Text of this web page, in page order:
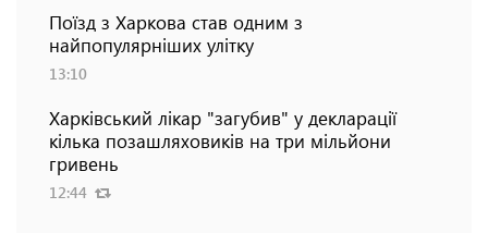
Поїзд з Харкова став одним з
найпопулярніших улітку
13:10
Харківський лікар "загубив" у декларації
кілька позашляховиків на три мільйони
гривень
12:44